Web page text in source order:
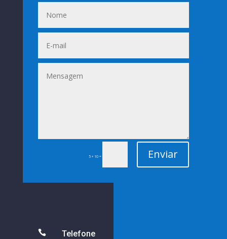
5 + 10 = Enviar
 Telefone